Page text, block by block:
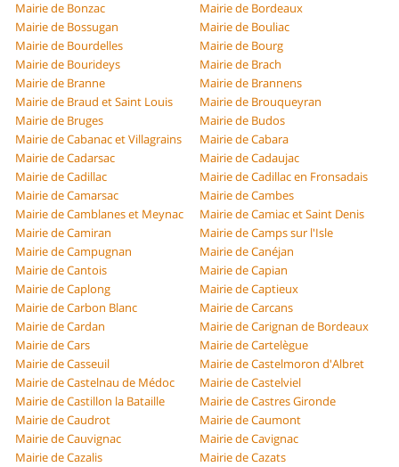
Mairie de Bonzac
Mairie de Bordeaux
Mairie de Bossugan
Mairie de Bouliac
Mairie de Bourdelles
Mairie de Bourg
Mairie de Bourideys
Mairie de Brach
Mairie de Branne
Mairie de Brannens
Mairie de Braud et Saint Louis
Mairie de Brouqueyran
Mairie de Bruges
Mairie de Budos
Mairie de Cabanac et Villagrains
Mairie de Cabara
Mairie de Cadarsac
Mairie de Cadaujac
Mairie de Cadillac
Mairie de Cadillac en Fronsadais
Mairie de Camarsac
Mairie de Cambes
Mairie de Camblanes et Meynac
Mairie de Camiac et Saint Denis
Mairie de Camiran
Mairie de Camps sur l'Isle
Mairie de Campugnan
Mairie de Canéjan
Mairie de Cantois
Mairie de Capian
Mairie de Caplong
Mairie de Captieux
Mairie de Carbon Blanc
Mairie de Carcans
Mairie de Cardan
Mairie de Carignan de Bordeaux
Mairie de Cars
Mairie de Cartelègue
Mairie de Casseuil
Mairie de Castelmoron d'Albret
Mairie de Castelnau de Médoc
Mairie de Castelviel
Mairie de Castillon la Bataille
Mairie de Castres Gironde
Mairie de Caudrot
Mairie de Caumont
Mairie de Cauvignac
Mairie de Cavignac
Mairie de Cazalis
Mairie de Cazats